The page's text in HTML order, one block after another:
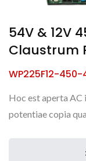
54V & 12V
Claustrum
WP225F12-
Hoc est aperta
potentiae copia
industrialis ab -